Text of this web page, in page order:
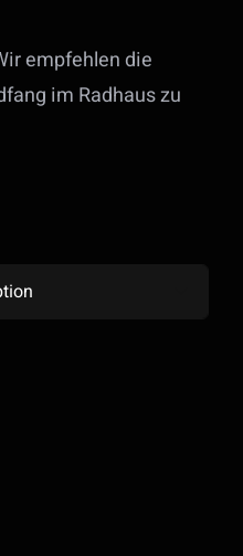
empfehlen die
im Radhaus zu